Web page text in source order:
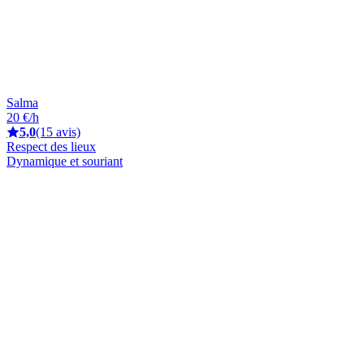
Salma
20 €/h
5,0(15 avis)
Respect des lieux
Dynamique et souriant